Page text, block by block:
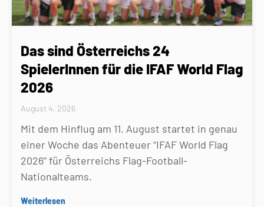
Das sind Österreichs 24
SpielerInnen für die IFAF World Flag
2026
August 4, 2026
Mit dem Hinflug am 11. August startet in genau
einer Woche das Abenteuer “IFAF World Flag
2026” für Österreichs Flag-Football-
Nationalteams.
Weiterlesen